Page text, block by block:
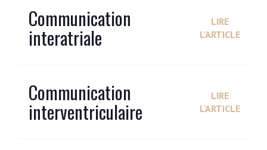
Communication
interatriale
LIRE
L'ARTICLE
Communication
interventriculaire
LIRE
L'ARTICLE